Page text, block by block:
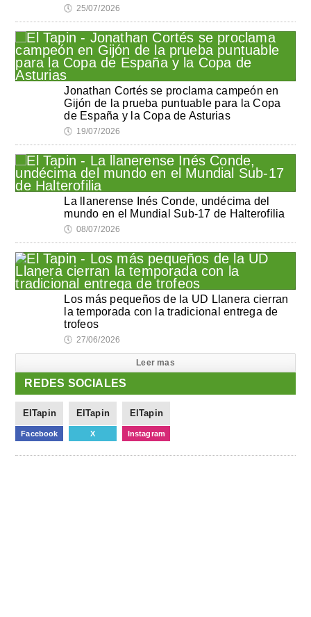
🕔 25/07/2026
Jonathan Cortés se proclama campeón en
Gijón de la prueba puntuable para la Copa
de España y la Copa de Asturias
🕔 19/07/2026
La llanerense Inés Conde, undécima del
mundo en el Mundial Sub-17 de Halterofilia
🕔 08/07/2026
Los más pequeños de la UD Llanera cierran
la temporada con la tradicional entrega de
trofeos
🕔 27/06/2026
Leer mas
REDES SOCIALES
ElTapin
Facebook
ElTapin
X
ElTapin
Instagram